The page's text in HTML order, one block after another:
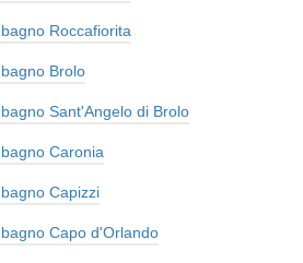
Roccafiorita
Brolo
Sant'Angelo di Brolo
Caronia
Capizzi
Capo d'Orlando